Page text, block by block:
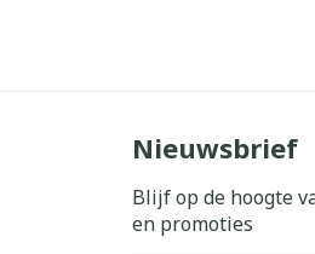
Nieuwsbrief
Blijf op de hoogte
en promoties